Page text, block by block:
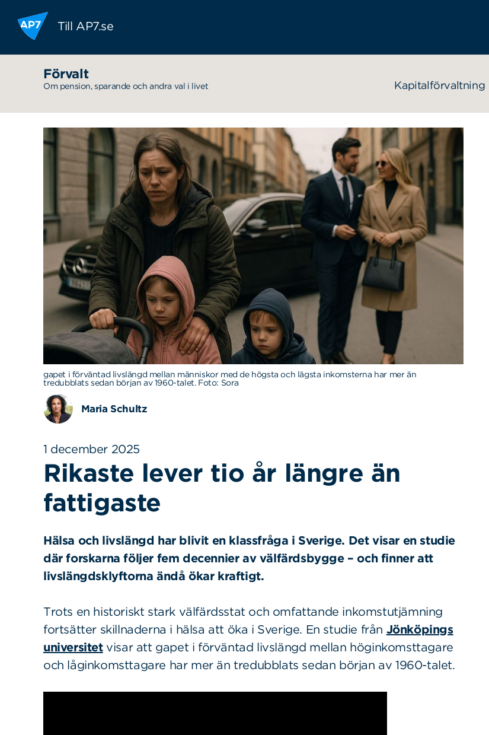
Hoppa till innehållet
Till AP7.se
Förvalt
Om pension, sparande och andra val i livet Kapitalförvaltning
gapet i förväntad livslängd mellan människor med de högsta och lägsta inkomsterna har mer än
tredubblats sedan början av 1960-talet. Foto: Sora
Maria Schultz
1 december 2025
Rikaste lever tio år längre än
fattigaste
Hälsa och livslängd har blivit en klassfråga i Sverige. Det visar en studie
där forskarna följer fem decennier av välfärdsbygge – och finner att
livslängdsklyftorna ändå ökar kraftigt.
Trots en historiskt stark välfärdsstat och omfattande inkomstutjämning
fortsätter skillnaderna i hälsa att öka i Sverige. En studie från Jönköpings
universitetvisar att gapet i förväntad livslängd mellan höginkomsttagare
och låginkomsttagare har mer än tredubblats sedan början av 1960-talet.